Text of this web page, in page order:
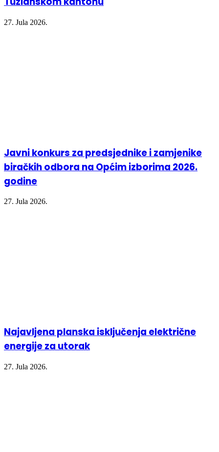
27. Jula 2026.
Javni konkurs za predsjednike i zamjenike
biračkih odbora na Općim izborima 2026.
godine
27. Jula 2026.
Najavljena planska isključenja električne
energije za utorak
27. Jula 2026.